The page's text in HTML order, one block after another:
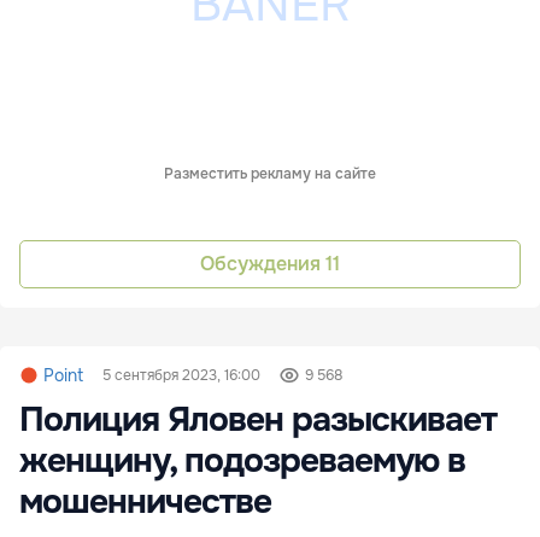
Разместить рекламу на сайте
Обсуждения 11
Point 5 сентября 2023, 16:00 9 568
Полиция Яловен разыскивает
женщину, подозреваемую в
мошенничестве